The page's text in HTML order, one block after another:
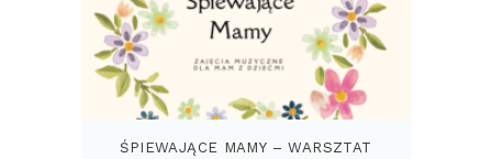
ŚPIEWAJĄCE MAMY – WARSZTAT